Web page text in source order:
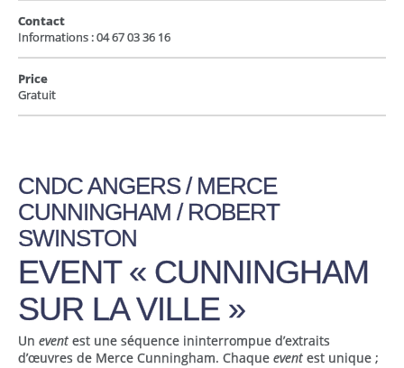
Contact
Informations : 04 67 03 36 16
Price
Gratuit
CNDC ANGERS / MERCE
CUNNINGHAM / ROBERT
SWINSTON
EVENT « CUNNINGHAM
SUR LA VILLE »
Un event est une séquence ininterrompue d’extraits
d’œuvres de Merce Cunningham. Chaque event est unique ;